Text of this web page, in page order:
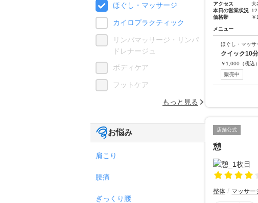
アクセス
大
本日の営業状況
価格帯
メニュー
ほぐし・マッサ
クイック10
￥ 1,000 （税込）
販売中
店舗公式
憩
整体 マッサー
ほぐし・マッサージ
カイロプラクティック
リンパマッサージ・リンパ
ドレナージュ
ボディケア
フットケア
もっと見る
お悩み
肩こり
腰痛
ぎっくり腰